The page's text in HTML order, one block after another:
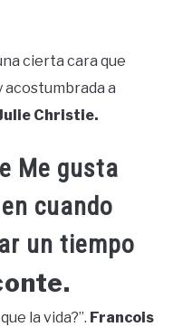
cierta cara que
acostumbrada a
Christie.
Me gusta
cuando
un tiempo
la vida?”. Francois